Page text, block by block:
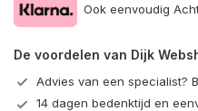
Ook eenvoudig
De voordelen van Dijk
Advies van een specialist?
14 dagen bedenktijd en